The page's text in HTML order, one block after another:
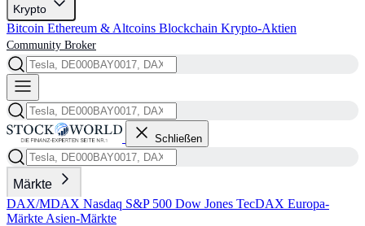
Krypto
Bitcoin Ethereum & Altcoins Blockchain Krypto-Aktien
Community Broker
Schließen
Märkte
DAX/MDAX Nasdaq S&P 500 Dow Jones TecDAX Europa-
Märkte Asien-Märkte